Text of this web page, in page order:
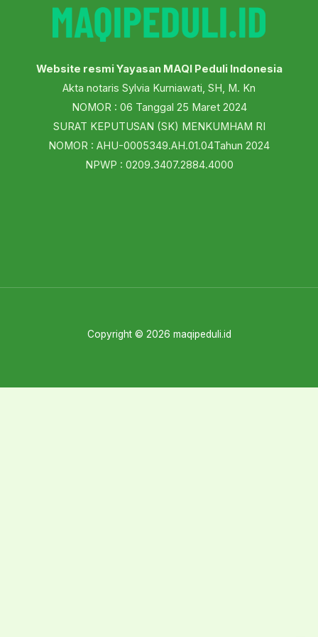
Website resmi Yayasan MAQI Peduli Indonesia
Akta notaris Sylvia Kurniawati, SH, M. Kn
NOMOR : 06 Tanggal 25 Maret 2024
SURAT KEPUTUSAN (SK) MENKUMHAM RI
NOMOR : AHU-0005349.AH.01.04Tahun 2024
NPWP : 0209.3407.2884.4000
Copyright © 2026 maqipeduli.id